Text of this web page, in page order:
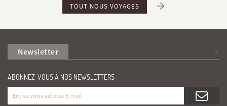
TOUT NOUS VOYAGES
Newsletter
ABONNEZ-VOUS À NOS NEWSLETTERS